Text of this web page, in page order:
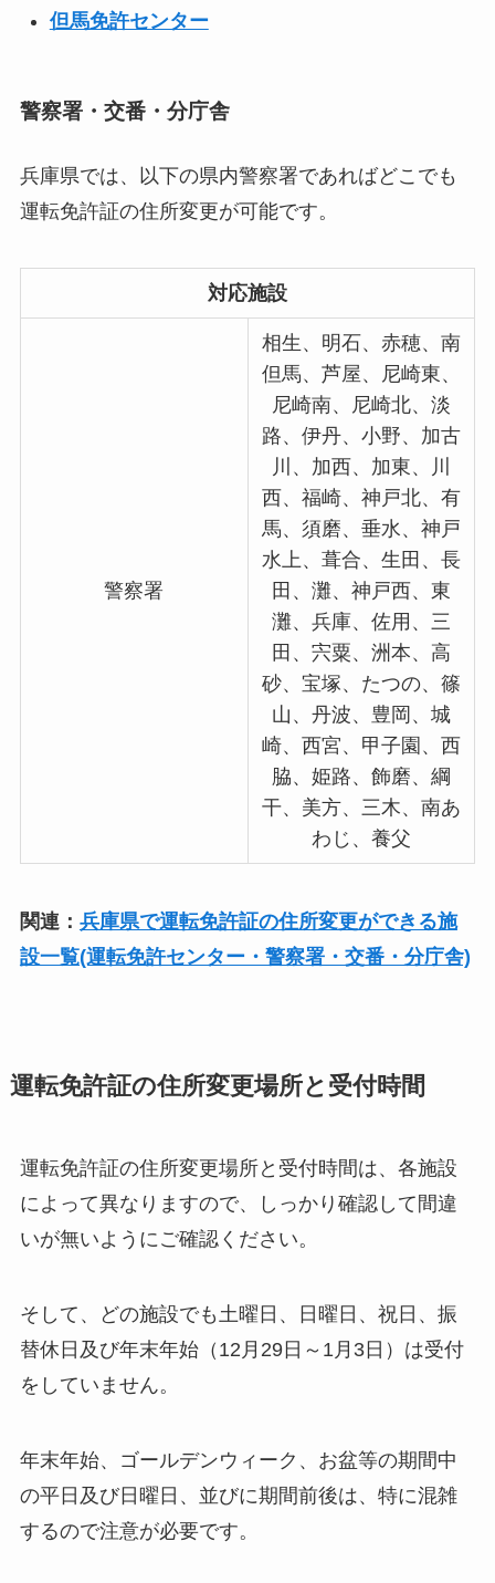
但馬免許センター
警察署・交番・分庁舎
兵庫県では、以下の県内警察署であればどこでも
運転免許証の住所変更が可能です。
対応施設
警察署
相生、明石、赤穂、南
但馬、芦屋、尼崎東、
尼崎南、尼崎北、淡
路、伊丹、小野、加古
川、加西、加東、川
西、福崎、神戸北、有
馬、須磨、垂水、神戸
水上、葺合、生田、長
田、灘、神戸西、東
灘、兵庫、佐用、三
田、宍粟、洲本、高
砂、宝塚、たつの、篠
山、丹波、豊岡、城
崎、西宮、甲子園、西
脇、姫路、飾磨、綱
干、美方、三木、南あ
わじ、養父
関連： 兵庫県で運転免許証の住所変更ができる施
設一覧(運転免許センター・警察署・交番・分庁舎)
運転免許証の住所変更場所と受付時間
運転免許証の住所変更場所と受付時間は、各施設
によって異なりますので、しっかり確認して間違
いが無いようにご確認ください。
そして、どの施設でも土曜日、日曜日、祝日、振
替休日及び年末年始（12月29日～1月3日）は受付
をしていません。
年末年始、ゴールデンウィーク、お盆等の期間中
の平日及び日曜日、並びに期間前後は、特に混雑
するので注意が必要です。